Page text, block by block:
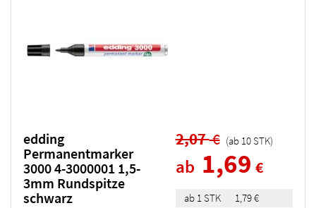
edding
Permanentmarker
3000 4-3000001 1,5-
3mm Rundspitze
schwarz
2,07€ (ab 10 STK)
ab 1,69 €
ab 1 STK
1,79 €